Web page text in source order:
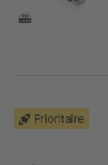
Prioritaire